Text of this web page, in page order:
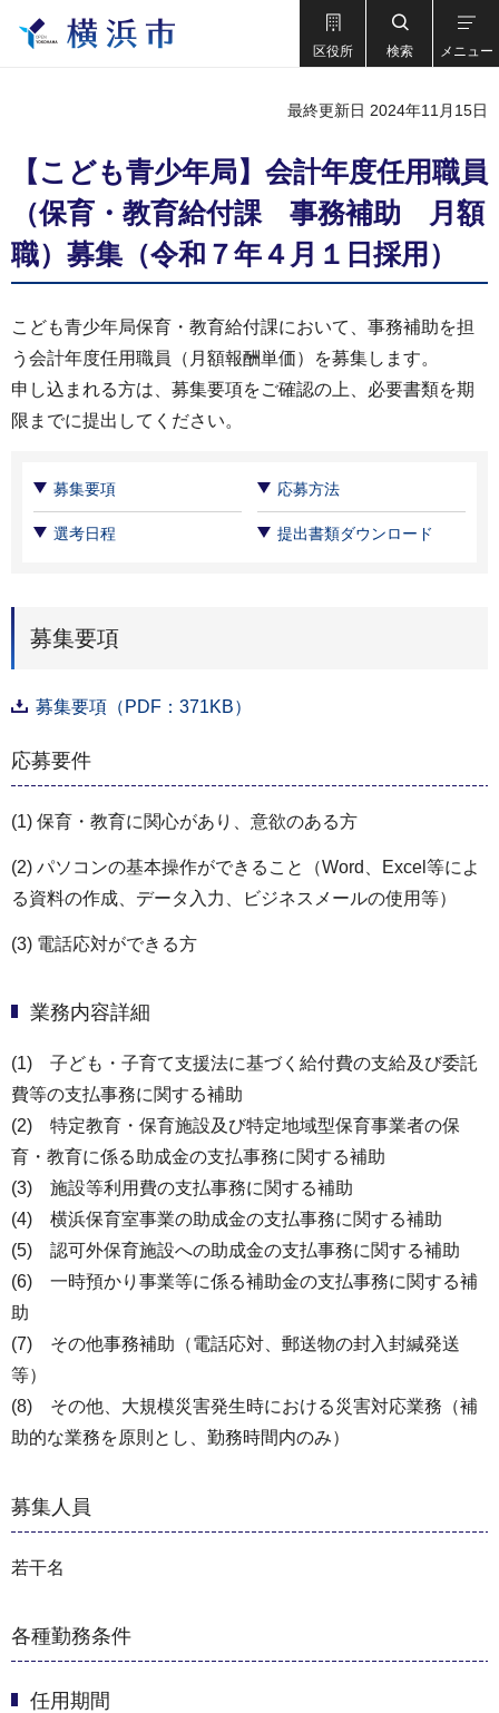
区役所 検索 メニュー
最終更新日 2024年11月15日
【こども青少年局】会計年度任用職員
（保育・教育給付課 事務補助 月額
職）募集（令和７年４月１日採用）
こども青少年局保育・教育給付課において、事務補助を担
う会計年度任用職員（月額報酬単価）を募集します。
申し込まれる方は、募集要項をご確認の上、必要書類を期
限までに提出してください。
募集要項 応募方法
選考日程 提出書類ダウンロード
募集要項
募集要項（PDF：371KB）
応募要件
(1) 保育・教育に関心があり、意欲のある方
(2) パソコンの基本操作ができること（Word、Excel等によ
る資料の作成、データ入力、ビジネスメールの使用等）
(3) 電話応対ができる方
業務内容詳細
(1) 子ども・子育て支援法に基づく給付費の支給及び委託
費等の支払事務に関する補助
(2) 特定教育・保育施設及び特定地域型保育事業者の保
育・教育に係る助成金の支払事務に関する補助
(3) 施設等利用費の支払事務に関する補助
(4) 横浜保育室事業の助成金の支払事務に関する補助
(5) 認可外保育施設への助成金の支払事務に関する補助
(6) 一時預かり事業等に係る補助金の支払事務に関する補
助
(7) その他事務補助（電話応対、郵送物の封入封緘発送
等）
(8) その他、大規模災害発生時における災害対応業務（補
助的な業務を原則とし、勤務時間内のみ）
募集人員
若干名
各種勤務条件
任用期間